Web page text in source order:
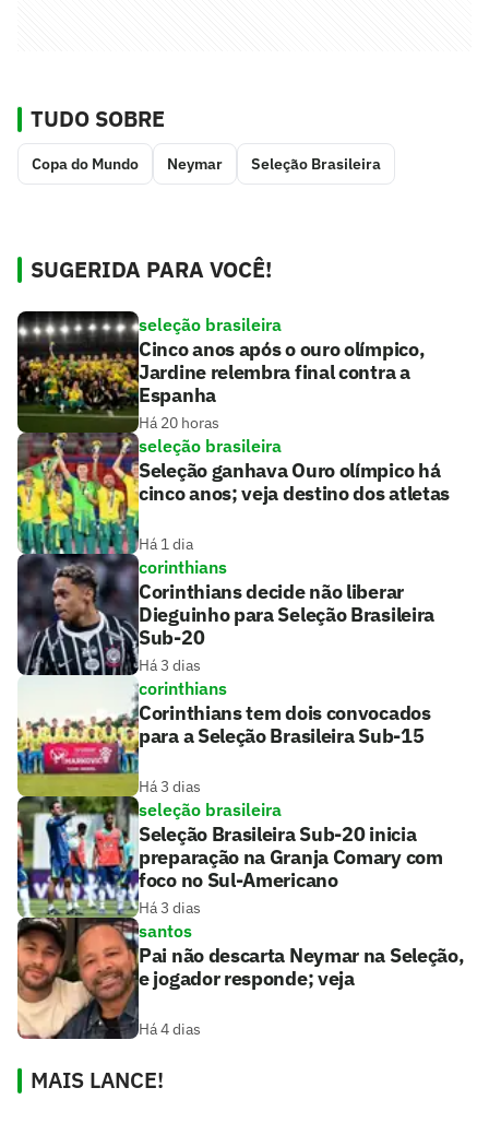
TUDO SOBRE
Copa do Mundo Neymar Seleção Brasileira
SUGERIDA PARA VOCÊ!
seleção brasileira
Cinco anos após o ouro olímpico,
Jardine relembra final contra a
Espanha
Há 20 horas
seleção brasileira
Seleção ganhava Ouro olímpico há
cinco anos; veja destino dos atletas
Há 1 dia
corinthians
Corinthians decide não liberar
Dieguinho para Seleção Brasileira
Sub-20
Há 3 dias
corinthians
Corinthians tem dois convocados
para a Seleção Brasileira Sub-15
Há 3 dias
seleção brasileira
Seleção Brasileira Sub-20 inicia
preparação na Granja Comary com
foco no Sul-Americano
Há 3 dias
santos
Pai não descarta Neymar na Seleção,
e jogador responde; veja
Há 4 dias
MAIS LANCE!